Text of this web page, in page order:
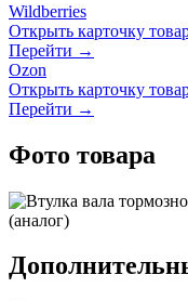
Wildberries
Открыть карточку
Перейти →
Ozon
Открыть карточку
Перейти →
Фото товара